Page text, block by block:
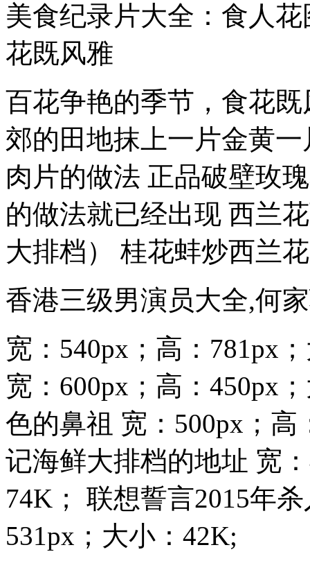
美食纪录片大全：食人
花既风雅
百花争艳的季节，食花
郊的田地抹上一片金黄
肉片的做法 正品破壁玫
的做法就已经出现 西兰
大排档） 桂花蚌炒西兰
香港三级男演员大全,何
宽：540px；高：781px
宽：600px；高：450px
色的鼻祖 宽：500px；
记海鲜大排档的地址 宽
74K； 联想誓言2015年
531px；大小：42K;